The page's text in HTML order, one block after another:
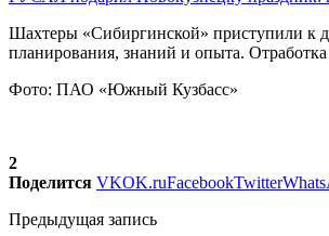
Шахтеры «Сибиргинской» приступили к
планирования, знаний и опыта. Отработка
Фото: ПАО «Южный Кузбасс»
2
Поделится VKOK.ruFacebookTwitter
Предыдущая запись